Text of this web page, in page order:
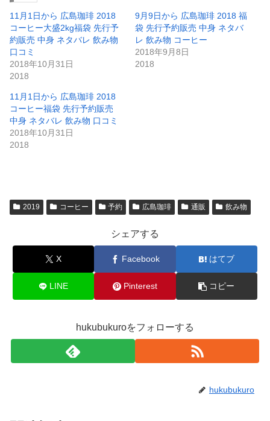
11月1日から 広島珈琲 2018
コーヒー大盛2kg福袋 先行予
約販売 中身 ネタバレ 飲み物
口コミ
2018年10月31日
2018
9月9日から 広島珈琲 2018 福
袋 先行予約販売 中身 ネタバ
レ 飲み物 コーヒー
2018年9月8日
2018
11月1日から 広島珈琲 2018
コーヒー福袋 先行予約販売
中身 ネタバレ 飲み物 口コミ
2018年10月31日
2018
2019 コーヒー 予約 広島珈琲 通販 飲み物
シェアする
X Facebook はてブ
LINE Pinterest コピー
hukubukuroをフォローする
hukubukuro